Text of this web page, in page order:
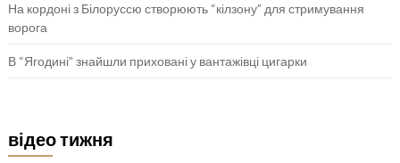
На кордоні з Білоруссю створюють “кілзону” для стримування
ворога
В “Ягодині” знайшли приховані у вантажівці цигарки
відео тижня